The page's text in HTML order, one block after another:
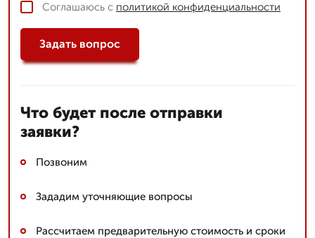
Соглашаюсь с политикой конфиденциальности
Задать вопрос
Что будет после отправки
заявки?
Позвоним
Зададим уточняющие вопросы
Рассчитаем предварительную стоимость и сроки